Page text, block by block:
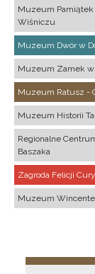
Muzeum Pamiątek
Wiśniczu
Muzeum Dwór w
Muzeum Zamek w
Muzeum Ratusz -
Muzeum Historii
Regionalne
Baszaka
Zagroda Felicji
Muzeum